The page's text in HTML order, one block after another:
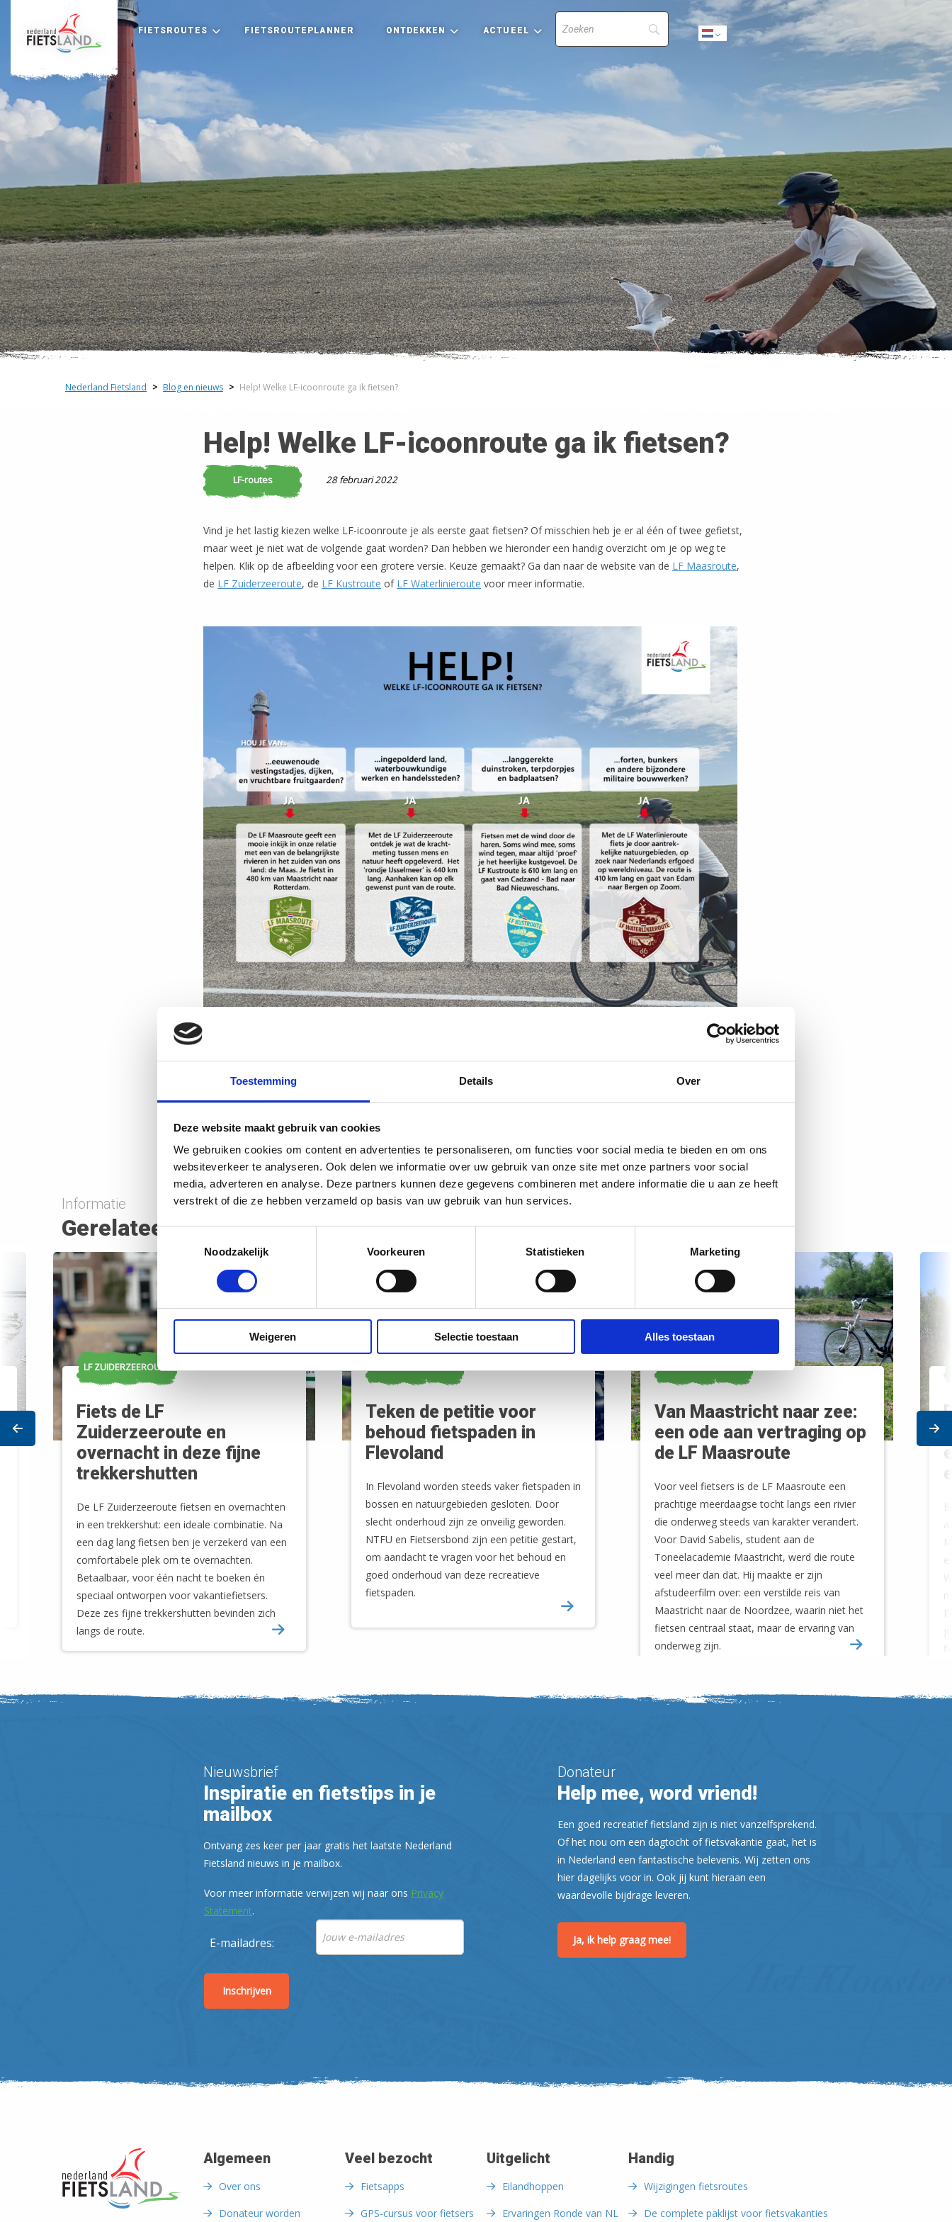
Toestemming Details Over
Deze website maakt gebruik van cookies
We gebruiken cookies om content en advertenties te personaliseren, om functies voor social media te bieden en om ons
websiteverkeer te analyseren. Ook delen we informatie over uw gebruik van onze site met onze partners voor social
media, adverteren en analyse. Deze partners kunnen deze gegevens combineren met andere informatie die u aan ze heeft
verstrekt of die ze hebben verzameld op basis van uw gebruik van hun services.
Toestemmingsselectie
Noodzakelijk
Voorkeuren Statistieken Marketing
Weigeren Selectie toestaan Alles toestaan
FIETSROUTES FIETSROUTEPLANNER ONTDEKKEN ACTUEEL
Dutch
Nederland Fietsland > Blog en nieuws > Help! Welke LF-icoonroute ga ik fietsen?
Help! Welke LF-icoonroute ga ik fietsen?
LF-routes 28 februari 2022
Vind je het lastig kiezen welke LF-icoonroute je als eerste gaat fietsen? Of misschien heb je er al één of twee gefietst,
maar weet je niet wat de volgende gaat worden? Dan hebben we hieronder een handig overzicht om je op weg te
helpen. Klik op de afbeelding voor een grotere versie. Keuze gemaakt? Ga dan naar de website van de LF Maasroute,
de LF Zuiderzeeroute, de LF Kustroute of LF Waterlinieroute voor meer informatie.
Geschreven door
Marina
Informatie
Gerelateerde artikelen
Prev
LF ZUIDERZEEROUTE
Fiets de LF
Zuiderzeeroute en
overnacht in deze fijne
trekkershutten
De LF Zuiderzeeroute fietsen en overnachten
in een trekkershut: een ideale combinatie. Na
een dag lang fietsen ben je verzekerd van een
comfortabele plek om te overnachten.
Betaalbaar, voor één nacht te boeken én
speciaal ontworpen voor vakantiefietsers.
Deze zes fijne trekkershutten bevinden zich
langs de route.
Teken de petitie voor
behoud fietspaden in
Flevoland
In Flevoland worden steeds vaker fietspaden in
bossen en natuurgebieden gesloten. Door
slecht onderhoud zijn ze onveilig geworden.
NTFU en Fietsersbond zijn een petitie gestart,
om aandacht te vragen voor het behoud en
goed onderhoud van deze recreatieve
fietspaden.
Van Maastricht naar zee:
een ode aan vertraging op
de LF Maasroute
Voor veel fietsers is de LF Maasroute een
prachtige meerdaagse tocht langs een rivier
die onderweg steeds van karakter verandert.
Voor David Sabelis, student aan de
Toneelacademie Maastricht, werd die route
veel meer dan dat. Hij maakte er zijn
afstudeerfilm over: een verstilde reis van
Maastricht naar de Noordzee, waarin niet het
fietsen centraal staat, maar de ervaring van
onderweg zijn.
Nieuwsbrief
Inspiratie en fietstips in je
mailbox
Ontvang zes keer per jaar gratis het laatste Nederland
Fietsland nieuws in je mailbox.
Voor meer informatie verwijzen wij naar ons Privacy
Statement.
E-mailadres:
Donateur
Help mee, word vriend!
Een goed recreatief fietsland zijn is niet vanzelfsprekend.
Of het nou om een dagtocht of fietsvakantie gaat, het is
in Nederland een fantastische belevenis. Wij zetten ons
hier dagelijks voor in. Ook jij kunt hieraan een
waardevolle bijdrage leveren.
Ja, ik help graag mee!
Algemeen
Over ons
Donateur worden
Veel bezocht
Fietsapps
GPS-cursus voor fietsers
Uitgelicht
Eilandhoppen
Ervaringen Ronde van NL
Handig
Wijzigingen fietsroutes
De complete paklijst voor fietsvakanties